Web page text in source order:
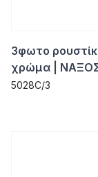
3φωτο
χρώμα |
5028C/3